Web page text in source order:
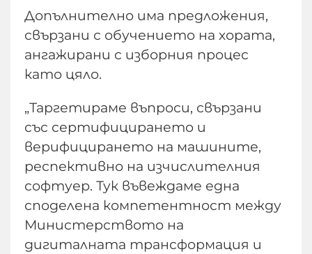
Допълнително има предложения,
свързани с обучението на хората,
ангажирани с изборния процес
като цяло.
„Таргетираме въпроси, свързани
със сертифицирането и
верифицирането на машините,
респективно на изчислителния
софтуер. Тук въвеждаме една
споделена компетентност между
Министерството на
дигиталната трансформация и